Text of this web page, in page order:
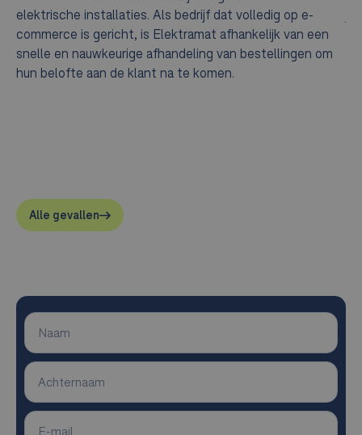
elektrische installaties. Als bedrijf dat volledig op e-
commerce is gericht, is Elektramat afhankelijk van een
snelle en nauwkeurige afhandeling van bestellingen om
hun belofte aan de klant na te komen.
Alle gevallen